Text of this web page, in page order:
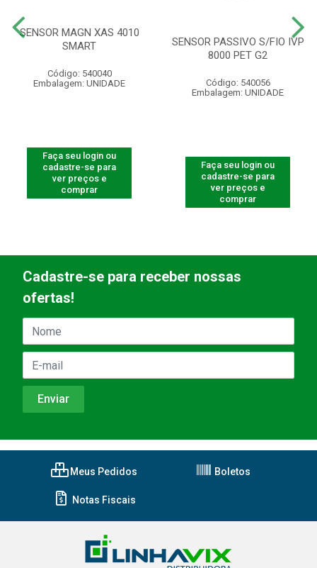
SENSOR MAGN XAS 4010
SMART
Código: 540040
Embalagem: UNIDADE
Faça seu login ou
cadastre-se para
ver preços e
comprar
SENSOR PASSIVO S/FIO IVP
8000 PET G2
Código: 540056
Embalagem: UNIDADE
Faça seu login ou
cadastre-se para
ver preços e
comprar
Cadastre-se para receber nossas
ofertas!
Meus Pedidos Boletos
Notas Fiscais